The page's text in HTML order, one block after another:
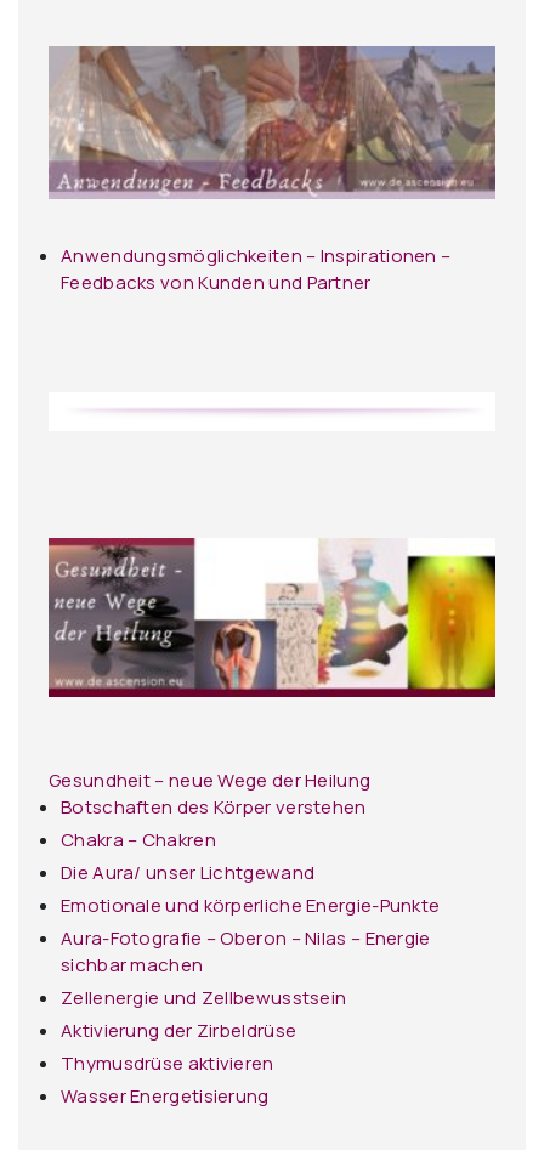
Anwendungsmöglichkeiten – Inspirationen –
Feedbacks von Kunden und Partner
Gesundheit – neue Wege der Heilung
Botschaften des Körper verstehen
Chakra – Chakren
Die Aura/ unser Lichtgewand
Emotionale und körperliche Energie-Punkte
Aura-Fotografie – Oberon – Nilas – Energie
sichbar machen
Zellenergie und Zellbewusstsein
Aktivierung der Zirbeldrüse
Thymusdrüse aktivieren
Wasser Energetisierung